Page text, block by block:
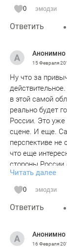
.про работал в
чиновников
руководства,
0 эмодзи
Ответить
Анонимно
15 Февраля
Ну что за
в этой самой
реально будет
России. Это уже
сцене. И еще.
перспективе не
что еще
стороны
увеличили
Б.
Читать далее
0 эмодзи
Ответить
Анонимно
16 Февраля